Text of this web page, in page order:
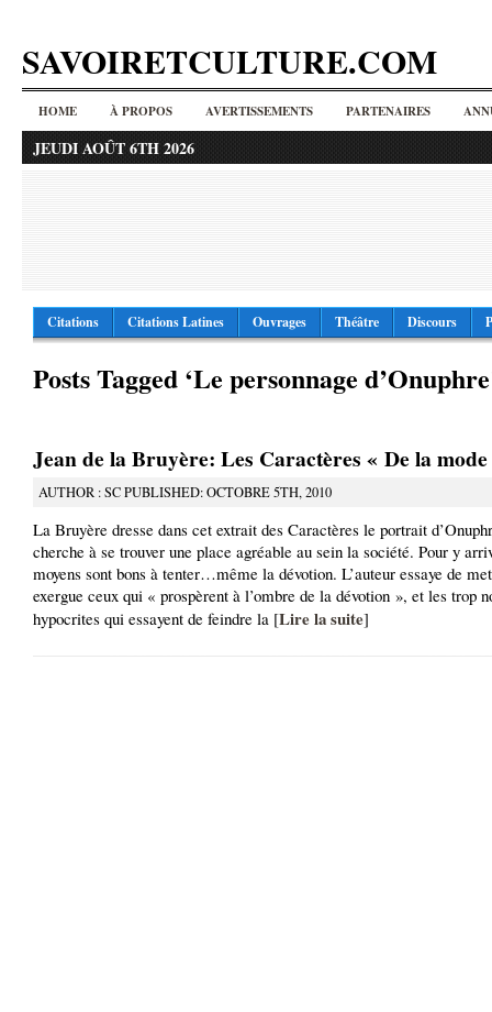
SAVOIRETCULTURE.COM
HOME À PROPOS AVERTISSEMENTS PARTENAIRES
JEUDI AOÛT 6TH 2026
Citations Citations Latines Ouvrages Théâtre Discours
Posts Tagged ‘Le personnage
Jean de la Bruyère: Les Caractères « De la
AUTHOR : SC PUBLISHED: OCTOBRE 5TH, 2010
La Bruyère dresse dans cet extrait des Caractères le portrait
cherche à se trouver une place agréable au sein la société. Pour y
moyens sont bons à tenter…même la dévotion. L’auteur essaye de
exergue ceux qui « prospèrent à l’ombre de la dévotion », et les trop
hypocrites qui essayent de feindre la [Lire la suite]